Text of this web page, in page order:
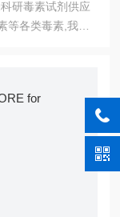
研毒素试剂供应
各类毒素,我公